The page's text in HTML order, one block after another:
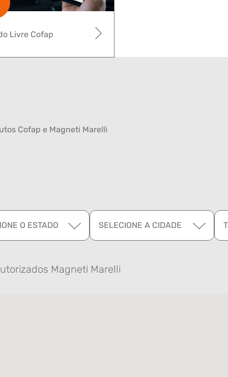
Livre Cofap
Cofap e Magneti Marelli
O ESTADO SELECIONE A CIDADE
Magneti Marelli